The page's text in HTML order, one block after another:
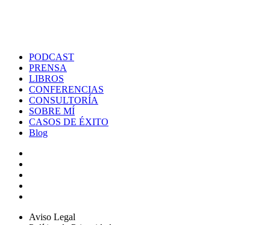
PODCAST
PRENSA
LIBROS
CONFERENCIAS
CONSULTORÍA
SOBRE MÍ
CASOS DE ÉXITO
Blog
Aviso Legal